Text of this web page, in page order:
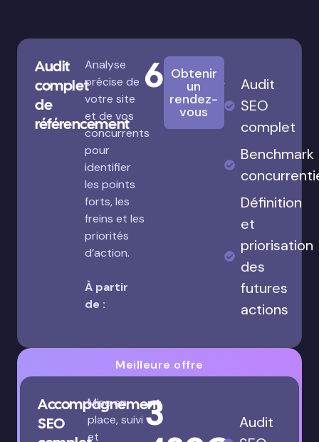
Audit
complet
de
référencement
Analyse
précise de
votre site
et de vos
concurrents
pour
identifier
les points
forts, les
freins et les
priorités
d’action.
À partir
de :
680€
Obtenir
un
rendez-
vous
Audit
SEO
complet
Benchmark
Définition
et
priorisation
des
futures
actions
Meilleure offre
Accompagnement
SEO
Mise en
place, suivi
et
3
Audit